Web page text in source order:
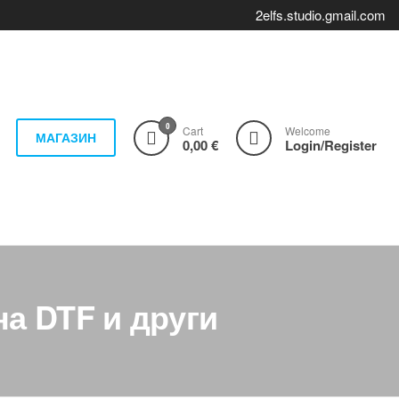
2elfs.studio.gmail.com
МАГАЗИН
0 Cart
0,00 €
Welcome
Login/Register
DTF и други